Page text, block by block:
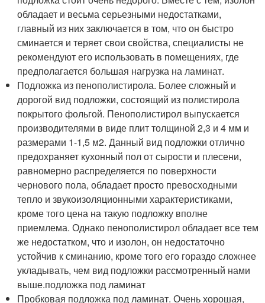
обладает и весьма серьезными недостатками,
главный из них заключается в том, что он быстро
сминается и теряет свои свойства, специалисты не
рекомендуют его использовать в помещениях, где
предполагается большая нагрузка на ламинат.
Подложка из пенополистирола. Более сложный и
дорогой вид подложки, состоящий из полистирола
покрытого фольгой. Пенополистирол выпускается
производителями в виде плит толщиной 2,3 и 4 мм и
размерами 1-1,5 м2. Данный вид подложки отлично
предохраняет кухонный пол от сырости и плесени,
равномерно распределяется по поверхности
чернового пола, обладает просто превосходными
тепло и звукоизоляционными характеристиками,
кроме того цена на такую подложку вполне
приемлема. Однако пенополистирол обладает все тем
же недостатком, что и изолон, он недостаточно
устойчив к сминанию, кроме того его гораздо сложнее
укладывать, чем вид подложки рассмотренный нами
выше.подложка под ламинат
Пробковая подложка под ламинат. Очень хорошая,